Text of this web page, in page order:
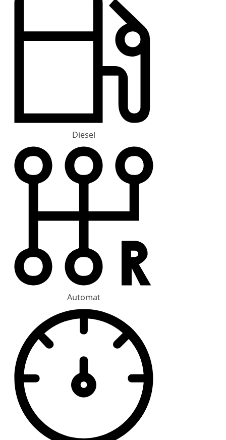
Diesel
Automat